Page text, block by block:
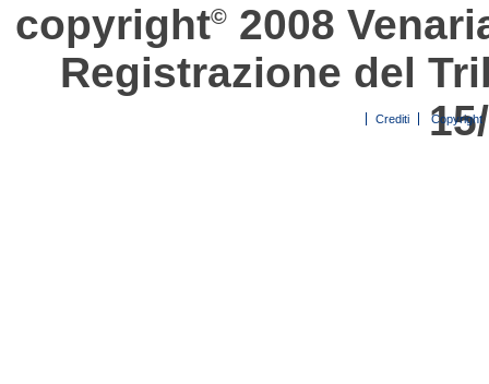
copyright© 2008
Registrazione del
Crediti Copyright